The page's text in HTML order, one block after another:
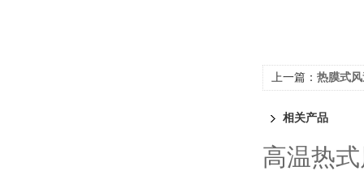
上一篇： 热膜式
相关产品
高温热